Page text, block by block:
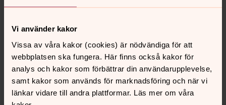
Vi använder kakor
Vissa av våra kakor (cookies) är nödvändiga för att
webbplatsen ska fungera. Här finns också kakor för
analys och kakor som förbättrar din användarupplevelse,
samt kakor som används för marknadsföring och när vi
länkar vidare till andra plattformar. Läs mer om våra
Var vänlig markera de svar som är aktuella
Jag är döpt i Svenska kyrkans ordning
Jag är döpt i en annan evangelisk-luthersk kyrkas
ordning